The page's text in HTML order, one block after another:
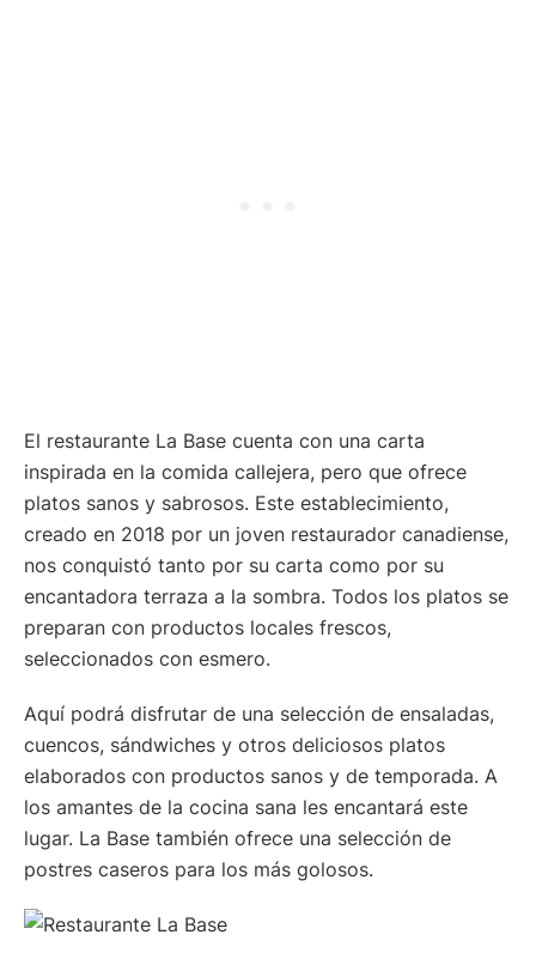
El restaurante La Base cuenta con una carta
inspirada en la comida callejera, pero que ofrece
platos sanos y sabrosos. Este establecimiento,
creado en 2018 por un joven restaurador canadiense,
nos conquistó tanto por su carta como por su
encantadora terraza a la sombra. Todos los platos se
preparan con productos locales frescos,
seleccionados con esmero.
Aquí podrá disfrutar de una selección de ensaladas,
cuencos, sándwiches y otros deliciosos platos
elaborados con productos sanos y de temporada. A
los amantes de la cocina sana les encantará este
lugar. La Base también ofrece una selección de
postres caseros para los más golosos.